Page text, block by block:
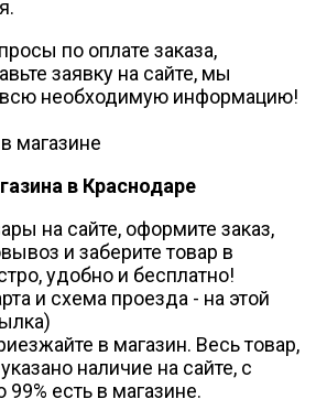
по оплате заказа,
заявку на сайте, мы
необходимую информацию!
магазине
в Краснодаре
на сайте, оформите заказ,
и заберите товар в
удобно и бесплатно!
и схема проезда - на этой
в магазин. Весь товар,
наличие на сайте, с
99% есть в магазине.